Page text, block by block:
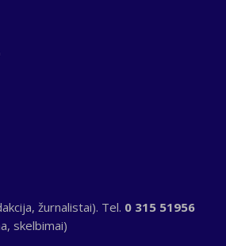
žurnalistai). Tel. 0 315 51956
skelbimai)